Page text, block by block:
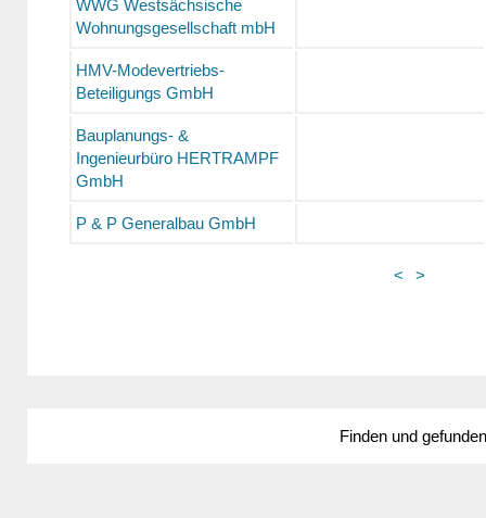
WWG Westsächsische
Wohnungsgesellschaft mbH
HMV-Modevertriebs-
Beteiligungs GmbH
Bauplanungs- &
Ingenieurbüro HERTRAMPF
GmbH
P & P Generalbau GmbH
< >
Finden und